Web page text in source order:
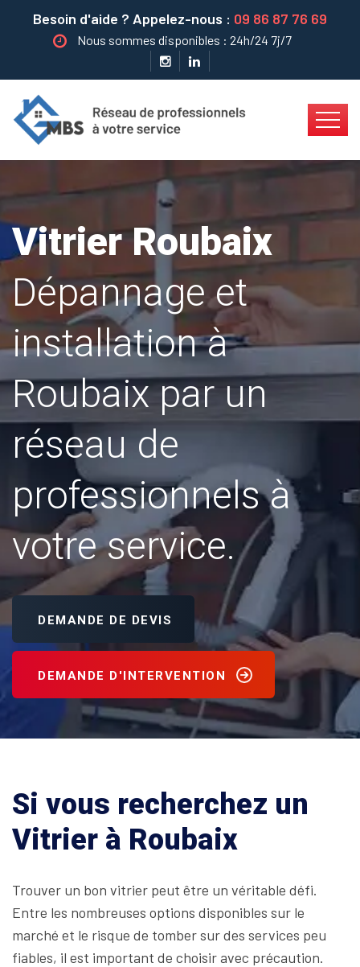
Besoin d'aide ? Appelez-nous : 09 86 87 76 69
Nous sommes disponibles : 24h/24 7j/7
Vitrier Roubaix
Dépannage et
installation à
Roubaix par un
réseau de
professionnels à
votre service.
DEMANDE DE DEVIS
DEMANDE D'INTERVENTION
Si vous recherchez un
Vitrier à Roubaix
Trouver un bon vitrier peut être un véritable défi.
Entre les nombreuses options disponibles sur le
marché et le risque de tomber sur des services peu
fiables, il est important de choisir avec précaution.